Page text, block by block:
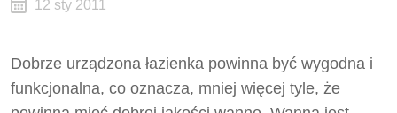
12 sty 2011
Dobrze urządzona łazienka powinna być wygodna i
funkcjonalna, co oznacza, mniej więcej tyle, że